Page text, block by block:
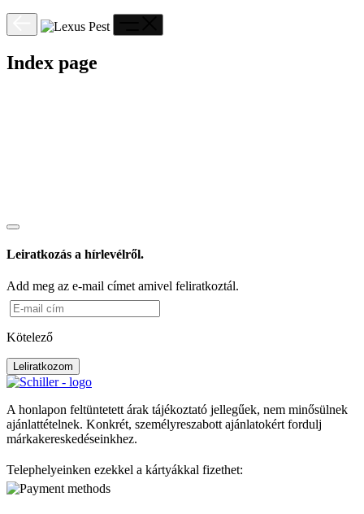
Index page
Leiratkozás a hírlevélről.
Add meg az e-mail címet amivel feliratkoztál.
Kötelező
Leliratkozom
A honlapon feltüntetett árak tájékoztató jellegűek, nem minősülnek
ajánlattételnek. Konkrét, személyreszabott ajánlatokért fordulj
márkakereskedéseinkhez.
Telephelyeinken ezekkel a kártyákkal fizethet: